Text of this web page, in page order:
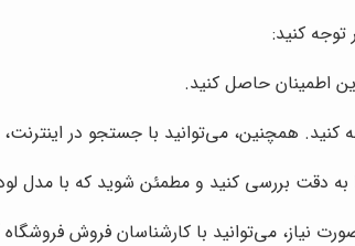
توجه کنید:
اطمینان حاصل کنید.
دقت بررسی کنید و مطمئن شوید که با مدل
نیاز، می‌توانید با کارشناسان فروش فروشگاه